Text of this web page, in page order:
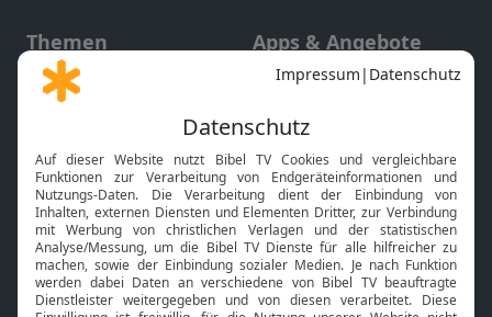
Themen
Gott und Bibel erklärt
Neuigkeiten
Apps & Angebote
Mobile App
Smart TV
HbbTV
Bibelthek Online-Bibel
Nächster Gottesdienst